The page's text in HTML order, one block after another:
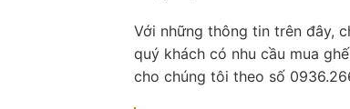
Với những thông tin trên đây,
quý khách có nhu cầu mua
cho chúng tôi theo số